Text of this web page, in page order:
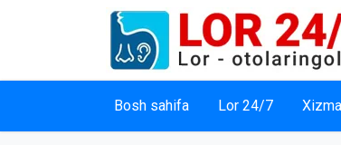
Bosh sahifa Lor 24/7